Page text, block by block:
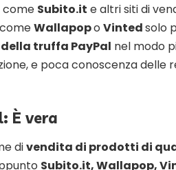
come Subito.it e altri siti di
Wallapopo Vintedsolo
truffa PayPal nel modo
e poca conoscenza delle
È vera
divendita di prodotti di
Subito.it, Wallapop,